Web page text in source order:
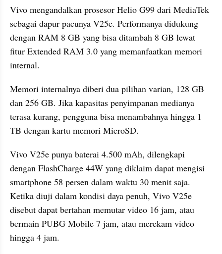
Vivo mengandalkan prosesor Helio G99 dari MediaTek
sebagai dapur pacunya V25e. Performanya didukung
dengan RAM 8 GB yang bisa ditambah 8 GB lewat
fitur Extended RAM 3.0 yang memanfaatkan memori
internal.
Memori internalnya diberi dua pilihan varian, 128 GB
dan 256 GB. Jika kapasitas penyimpanan medianya
terasa kurang, pengguna bisa menambahnya hingga 1
TB dengan kartu memori MicroSD.
Vivo V25e punya baterai 4.500 mAh, dilengkapi
dengan FlashCharge 44W yang diklaim dapat mengisi
smartphone 58 persen dalam waktu 30 menit saja.
Ketika diuji dalam kondisi daya penuh, Vivo V25e
disebut dapat bertahan memutar video 16 jam, atau
bermain PUBG Mobile 7 jam, atau merekam video
hingga 4 jam.